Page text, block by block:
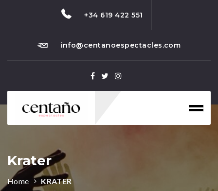
+34 619 422 551
info@centanoespectacles.com
Krater
Home KRATER